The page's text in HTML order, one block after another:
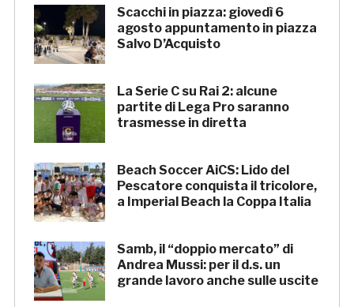
Scacchi in piazza: giovedì 6
agosto appuntamento in piazza
Salvo D’Acquisto
La Serie C su Rai 2: alcune
partite di Lega Pro saranno
trasmesse in diretta
Beach Soccer AiCS: Lido del
Pescatore conquista il tricolore,
a Imperial Beach la Coppa Italia
Samb, il “doppio mercato” di
Andrea Mussi: per il d.s. un
grande lavoro anche sulle uscite